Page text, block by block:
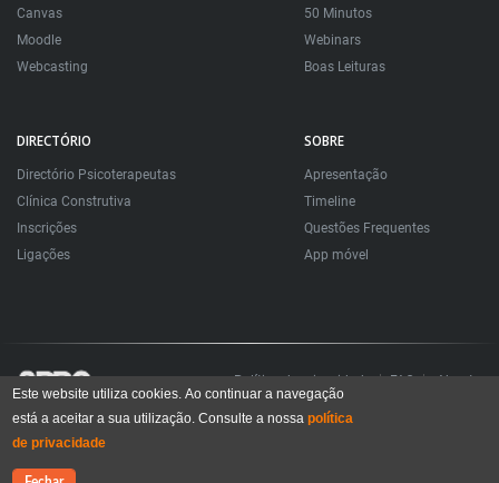
Canvas
Moodle
Webcasting
50 Minutos
Webinars
Boas Leituras
DIRECTÓRIO
Directório Psicoterapeutas
Clínica Construtiva
Inscrições
Ligações
SOBRE
Apresentação
Timeline
Questões Frequentes
App móvel
Política de privacidade FAQ About
Todos os direitos reservados. Sociedade Portuguesa de Psicoterapias Construtivistas
© 2006 – 2024
All rights reserved. Portuguese Society for Constructivist Psychotherapies
Este website utiliza cookies. Ao continuar a navegação
está a aceitar a sua utilização. Consulte a nossapolítica
de privacidade